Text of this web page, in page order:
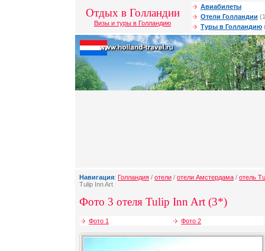
Отдых в Голландии
Визы и туры в Голландию
Авиабилеты
Отели Голландии
Туры в Голландию
Навигация: Голландия / отели / отели Амстердама / отель
Tulip Inn Art
Фото 3 отеля Tulip Inn Art (3*)
Фото 1 Фото 2